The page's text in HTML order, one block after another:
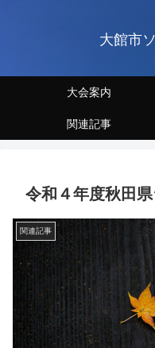
大館市
大会案内
関連記事
令和４年度秋田
関連記事